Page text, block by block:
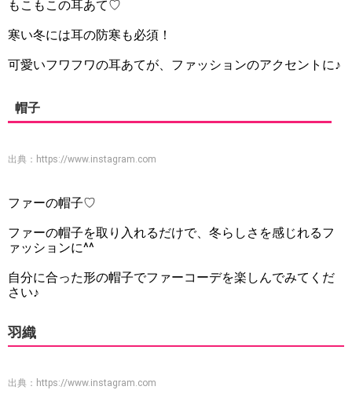
もこもこの耳あて♡
寒い冬には耳の防寒も必須！
可愛いフワフワの耳あてが、ファッションのアクセントに♪
帽子
出典： https://www.instagram.com
ファーの帽子♡
ファーの帽子を取り入れるだけで、冬らしさを感じれるフ
ァッションに^^
自分に合った形の帽子でファーコーデを楽しんでみてくだ
さい♪
羽織
出典： https://www.instagram.com